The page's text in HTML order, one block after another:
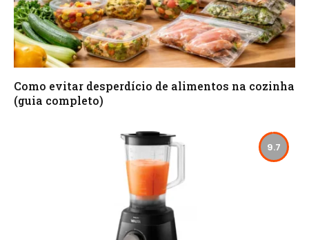
Como evitar desperdício de alimentos na cozinha
(guia completo)
9.7